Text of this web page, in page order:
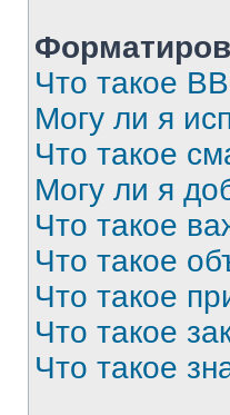
Что такое
Могу ли я
Что такое
Могу ли я
Что такое
Что такое
Что такое
Что такое
Что такое